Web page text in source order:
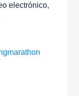
electrónico,